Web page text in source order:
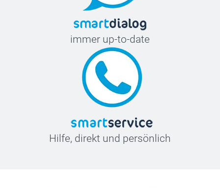
immer up-to-date
Hilfe, direkt und persönlich